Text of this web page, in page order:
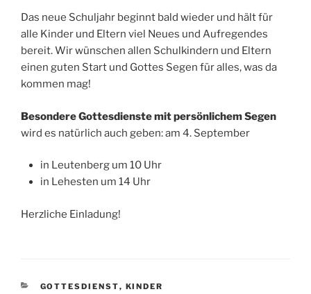
Das neue Schuljahr beginnt bald wieder und hält für
alle Kinder und Eltern viel Neues und Aufregendes
bereit. Wir wünschen allen Schulkindern und Eltern
einen guten Start und Gottes Segen für alles, was da
kommen mag!
Besondere Gottesdienste mit persönlichem Segen
wird es natürlich auch geben: am 4. September
in Leutenberg um 10 Uhr
in Lehesten um 14 Uhr
Herzliche Einladung!
KATEGORIEN
GOTTESDIENST, KINDER